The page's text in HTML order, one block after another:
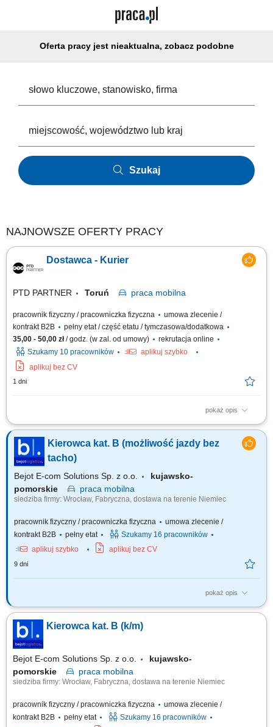
Oferta pracy jest nieaktualna, zobacz podobne
Szukaj
NAJNOWSZE OFERTY PRACY
Dostawca - Kurier
PTD PARTNER Toruń praca mobilna
pracownik fizyczny / pracowniczka fizyczna
umowa zlecenie /
kontrakt B2B
pełny etat / część etatu / tymczasowa/dodatkowa
35,00 - 50,00 zł/ godz. (w zal. od umowy)
rekrutacja online
Szukamy 10 pracowników
aplikuj szybko
aplikuj bez CV
1 dni
pokaż opis
Zakres obowiązków Odbieranie i dostarczanie posiłków/zakupów;
Utrzymywanie dobrych relacji z klientami;
Kierowca kat. B (możliwość jazdy bez
tacho)
Bejot E-com Solutions Sp. z o.o.
kujawsko-
pomorskie
praca mobilna
siedziba firmy: Wrocław, Fabryczna, dostawa na terenie Niemiec
pracownik fizyczny / pracowniczka fizyczna
umowa zlecenie /
kontrakt B2B
pełny etat
Szukamy 16 pracowników
aplikuj szybko
aplikuj bez CV
9 dni
pokaż opis
Twój zakres obowiązków RYNEK – Niemcy - jazda BEZ tachografu
załadunek i rozładunek mebli, praca zgodnie z harmonogramem oraz
instrukcjami przekazywanymi przez firmę, korzystanie z firmowej aplikacji
do obsługi zleceń,...
Kierowca kat. B (k/m)
Bejot E-com Solutions Sp. z o.o.
kujawsko-
pomorskie
praca mobilna
siedziba firmy: Wrocław, Fabryczna, dostawa na terenie Niemiec
pracownik fizyczny / pracowniczka fizyczna
umowa zlecenie /
kontrakt B2B
pełny etat
Szukamy 16 pracowników